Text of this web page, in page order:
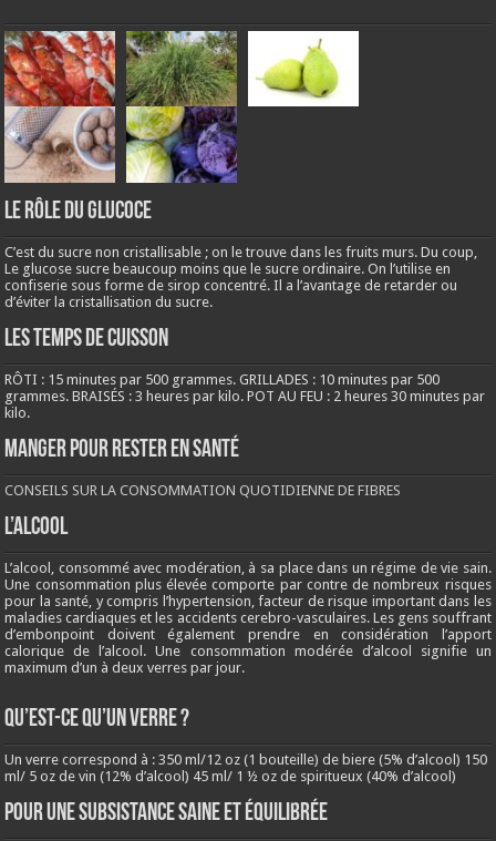
LE RÔLE DU GLUCOCE
C’est du sucre non cristallisable ; on le trouve dans les fruits murs. Du coup,
Le glucose sucre beaucoup moins que le sucre ordinaire. On l’utilise en
confiserie sous forme de sirop concentré. Il a l’avantage de retarder ou
d’éviter la cristallisation du sucre.
LES TEMPS DE CUISSON
RÔTI : 15 minutes par 500 grammes. GRILLADES : 10 minutes par 500
grammes. BRAISÉS : 3 heures par kilo. POT AU FEU : 2 heures 30 minutes par
kilo.
Manger pour rester en santé
CONSEILS SUR LA CONSOMMATION QUOTIDIENNE DE FIBRES
L’ALCOOL
L’alcool, consommé avec modération, à sa place dans un régime de vie sain.
Une consommation plus élevée comporte par contre de nombreux risques
pour la santé, y compris l’hypertension, facteur de risque important dans les
maladies cardiaques et les accidents cerebro-vasculaires. Les gens souffrant
d’embonpoint doivent également prendre en considération l’apport
calorique de l’alcool. Une consommation modérée d’alcool signifie un
maximum d’un à deux verres par jour.
QU’EST-CE QU’UN VERRE ?
Un verre correspond à : 350 ml/12 oz (1 bouteille) de biere (5% d’alcool) 150
ml/ 5 oz de vin (12% d’alcool) 45 ml/ 1 ½ oz de spiritueux (40% d’alcool)
Pour une subsistance saine et équilibrée